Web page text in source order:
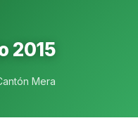
2015
Mera